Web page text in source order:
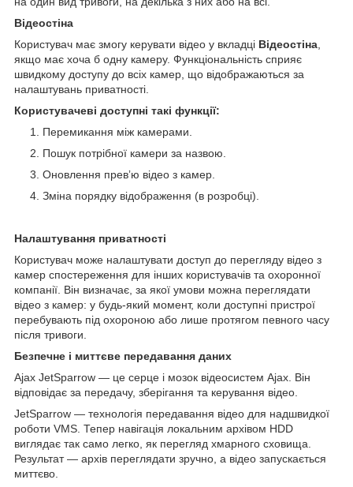
Відеостіна
Користувач має змогу керувати відео у вкладці Відеостіна
якщо має хоча б одну камеру. Функціональність сприяє
швидкому доступу до всіх камер, що відображаються за
налаштувань приватності.
Користувачеві доступні такі функції:
Перемикання між камерами.
Пошук потрібної камери за назвою.
Оновлення превʼю відео з камер.
Зміна порядку відображення (в розробці).
Налаштування приватності
Користувач може налаштувати доступ до перегляду відео з
камер спостереження для інших користувачів та охоронної
компанії. Він визначає, за якої умови можна переглядати
відео з камер: у будь-який момент, коли доступні пристрої
перебувають під охороною або лише протягом певного часу
після тривоги.
Безпечне і миттєве передавання даних
Ajax JetSparrow — це серце і мозок відеосистем Ajax. Він
відповідає за передачу, зберігання та керування відео.
JetSparrow — технологія передавання відео для надшвидкої
роботи VMS. Тепер навігація локальним архівом HDD
виглядає так само легко, як перегляд хмарного сховища.
Результат — архів переглядати зручно, а відео запускається
миттєво.